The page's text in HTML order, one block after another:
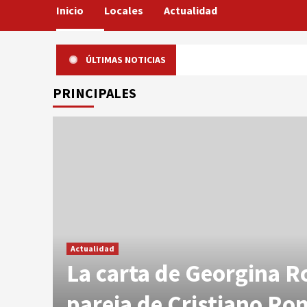
Inicio Locales Actualidad
ÚLTIMAS NOTICIAS
Se supo el conflicto que se dio en el vestuario,
PRINCIPALES
Actualidad
La carta de Georgina